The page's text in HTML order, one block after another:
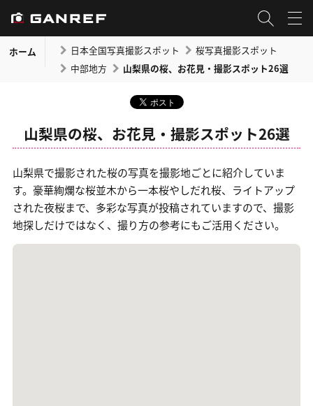
ホーム 日本全国写真撮影スポット
桜写真撮影スポット
中部地方
山梨県の桜、お花見・撮影スポット26選
山梨県の桜、お花見・撮影スポット26選
山梨県で撮影された桜の写真を撮影地ごとに紹介していま
す。豪華絢爛な桜並木から一本桜やしだれ桜、ライトアップ
された夜桜まで、多彩な写真が投稿されていますので、撮影
地探しだけではなく、撮り方の参考にもご活用ください。